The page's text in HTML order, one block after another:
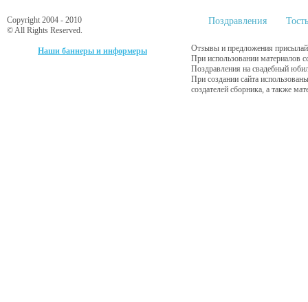
Copyright 2004 - 2010
© All Rights Reserved.
Наши баннеры и информеры
Поздравления
Отзывы и предложения
При использовании материалов
Поздравления на свадебный
При создании сайта
создателей сборника, а также